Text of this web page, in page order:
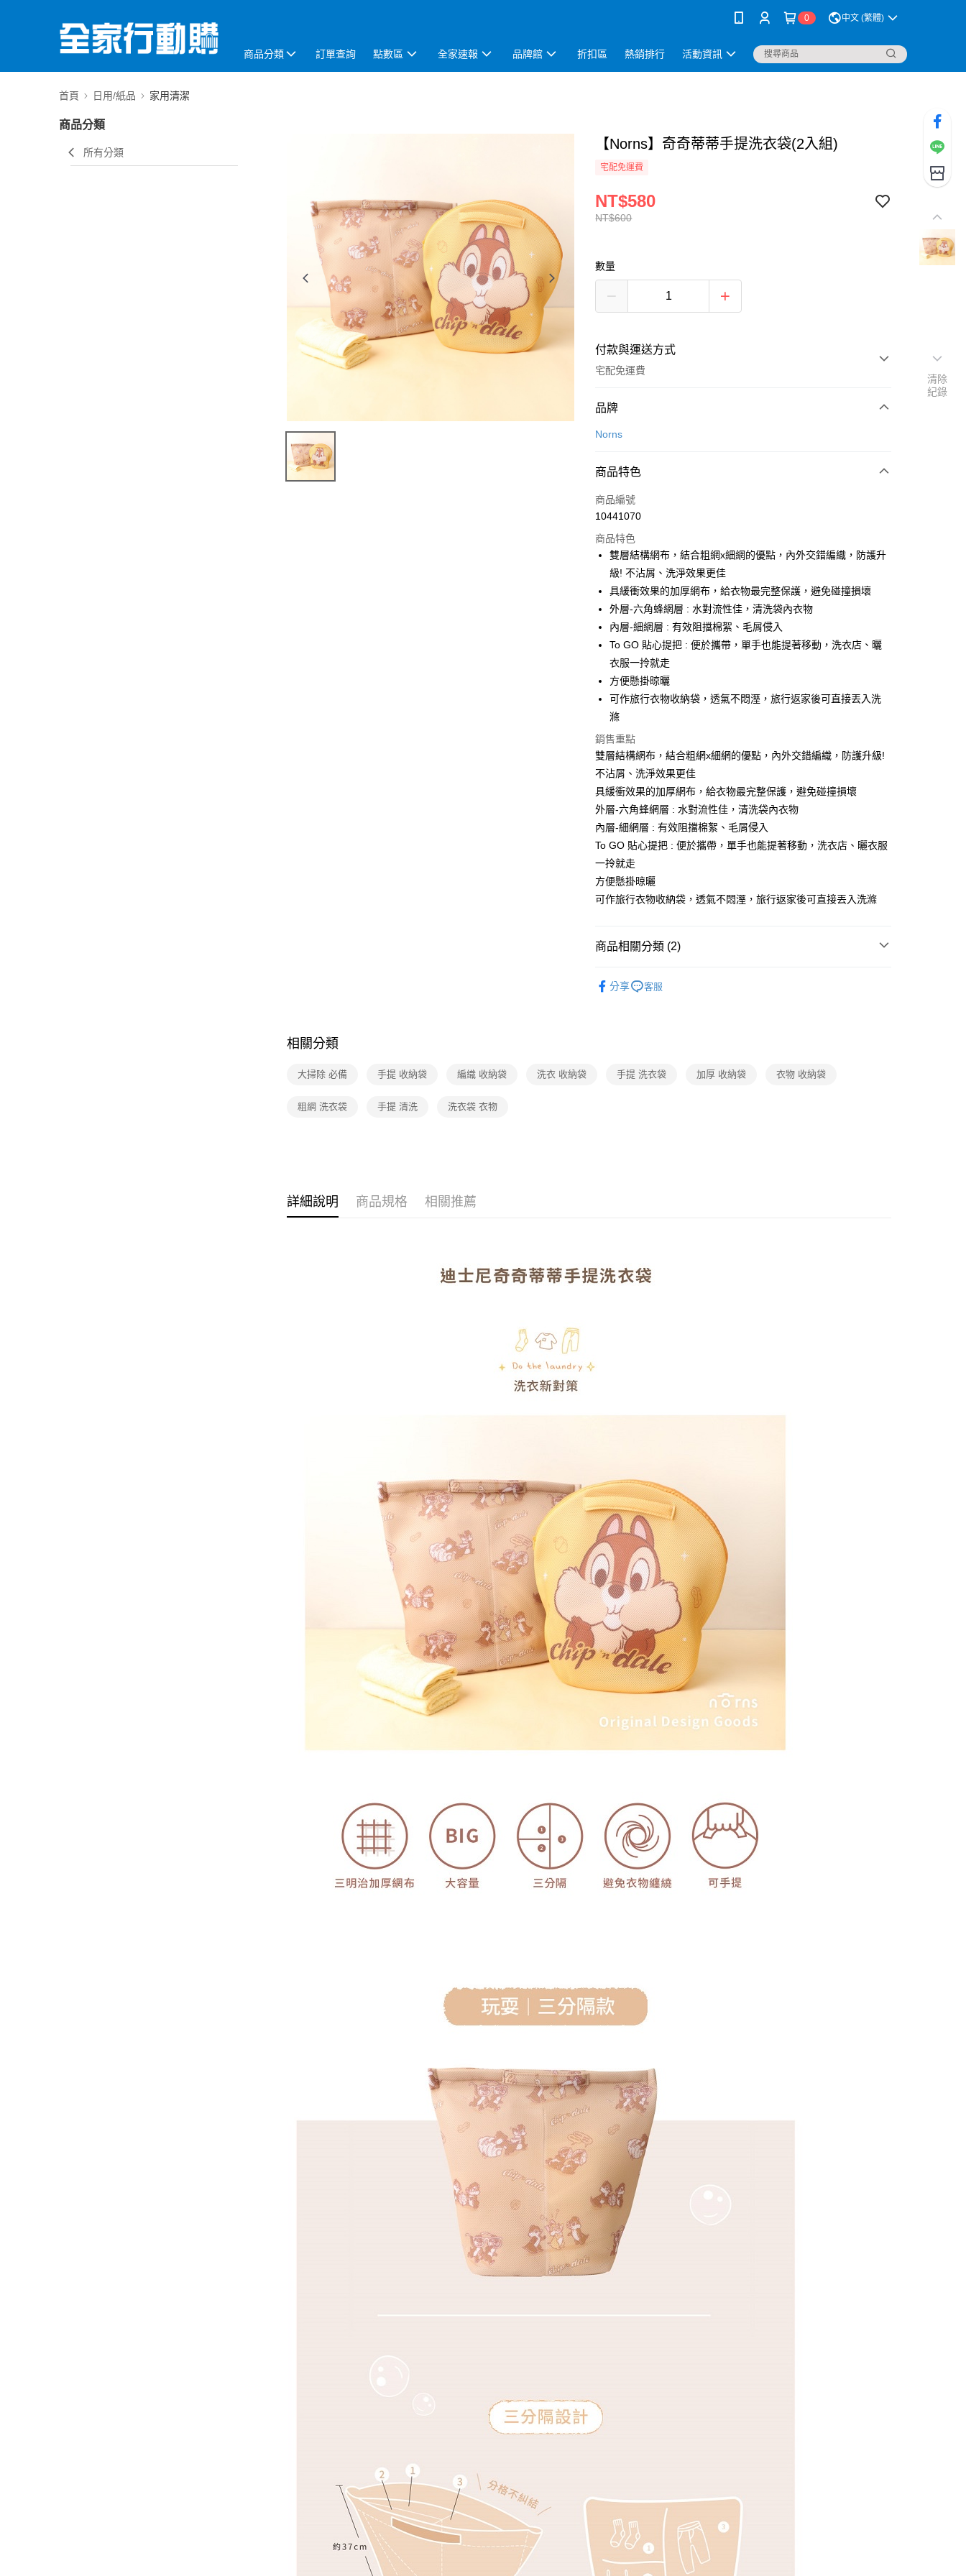
0 中文 (繁體)
商品分類 訂單查詢 點數區 全家速報 品牌館 折扣區 熱銷排行 活動資訊
首頁 日用/紙品 家用清潔
商品分類
所有分類
【Norns】奇奇蒂蒂手提洗衣袋(2入組)
宅配免運費
NT$600
NT$580
數量
付款與運送方式
宅配免運費
付款方式
全家線上支付
運送方式
本島宅配-活動商品
離島宅配-常溫商品
免運費
品牌
Norns
商品特色
商品編號
10441070
商品特色
雙層結構網布，結合粗網x細網的優點，內外交錯編織，防護升
級! 不沾屑、洗淨效果更佳
具緩衝效果的加厚網布，給衣物最完整保護，避免碰撞損壞
外層-六角蜂網層 : 水對流性佳，清洗袋內衣物
內層-細網層 : 有效阻擋棉絮、毛屑侵入
To GO 貼心提把 : 便於攜帶，單手也能提著移動，洗衣店、曬
衣服一拎就走
方便懸掛晾曬
可作旅行衣物收納袋，透氣不悶溼，旅行返家後可直接丟入洗
滌
銷售重點
雙層結構網布，結合粗網x細網的優點，內外交錯編織，防護升級!
不沾屑、洗淨效果更佳
具緩衝效果的加厚網布，給衣物最完整保護，避免碰撞損壞
外層-六角蜂網層 : 水對流性佳，清洗袋內衣物
內層-細網層 : 有效阻擋棉絮、毛屑侵入
To GO 貼心提把 : 便於攜帶，單手也能提著移動，洗衣店、曬衣服
一拎就走
方便懸掛晾曬
可作旅行衣物收納袋，透氣不悶溼，旅行返家後可直接丟入洗滌
商品相關分類 (2)
分享 客服
相關分類
大掃除 必備 手提 收納袋 編織 收納袋 洗衣 收納袋 手提 洗衣袋 加厚 收納袋 衣物 收納袋
粗網 洗衣袋 手提 清洗 洗衣袋 衣物
詳細說明 商品規格 相關推薦
清除
紀錄